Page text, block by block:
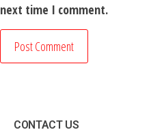
next time I comment.
CONTACT US